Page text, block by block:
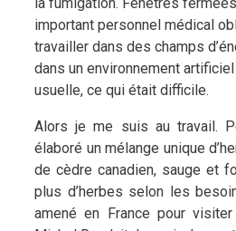
important personnel médical
travailler dans des champs
dans un environnement
usuelle, ce qui était difficile.
Alors je me suis au travail.
élaboré un mélange unique
de cèdre canadien, sauge et
plus d’herbes selon les
amené en France pour